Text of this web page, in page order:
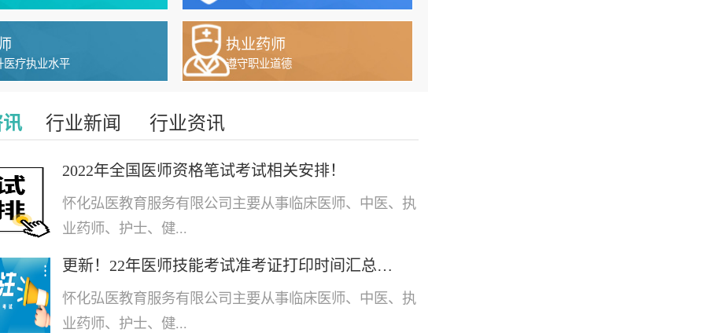
医疗执业水平
执业药师
遵守职业道德
行业新闻 行业资讯
2022年全国医师资格笔试考试相关安排！
怀化弘医教育服务有限公司主要从事临床医师、中医、执
业药师、护士、健...
更新！22年医师技能考试准考证打印时间汇总及各地防疫要求
怀化弘医教育服务有限公司主要从事临床医师、中医、执
业药师、护士、健...